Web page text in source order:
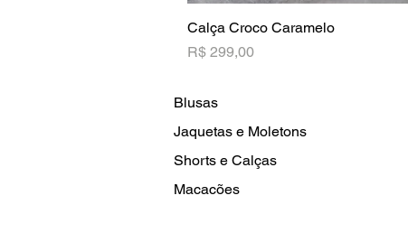
Calça Croco Caramelo
Preço
R$ 299,00
Blusas
Jaquetas e Moletons
Shorts e Calças
Macacões